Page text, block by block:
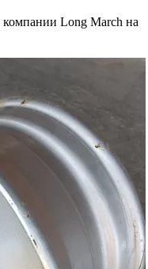
Long March на